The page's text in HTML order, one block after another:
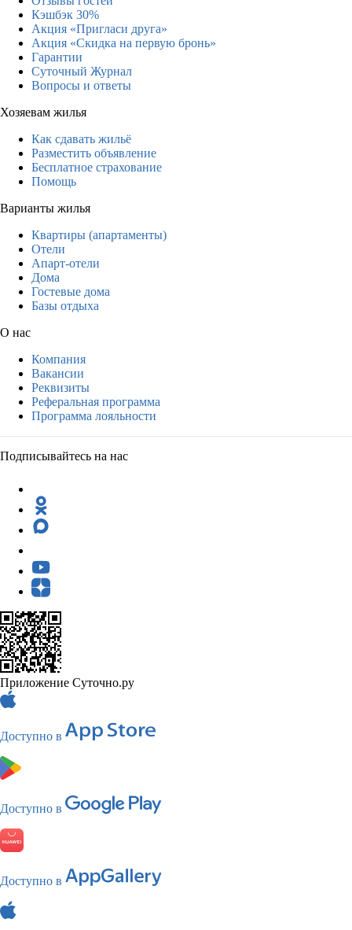
Кэшбэк 30%
Акция «Пригласи друга»
Акция «Скидка на первую бронь»
Гарантии
Суточный Журнал
Вопросы и ответы
Хозяевам жилья
Как сдавать жильё
Разместить объявление
Бесплатное страхование
Помощь
Варианты жилья
Квартиры (апартаменты)
Отели
Апарт-отели
Дома
Гостевые дома
Базы отдыха
О нас
Компания
Вакансии
Реквизиты
Реферальная программа
Программа лояльности
Подписывайтесь на нас
Приложение Суточно.ру
Доступно в
Доступно в
Доступно в